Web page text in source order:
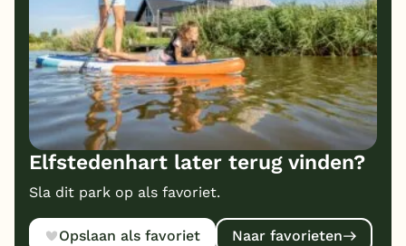
Elfstedenhart later terug vinden?
Sla dit park op als favoriet.
Opslaan als favoriet Naar favorieten